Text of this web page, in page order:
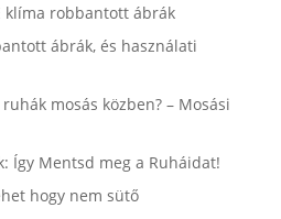
klíma robbantott ábrák
ábrák, és használati
mosás közben? – Mosási
Így Mentsd meg a Ruháidat!
hogy nem sütő